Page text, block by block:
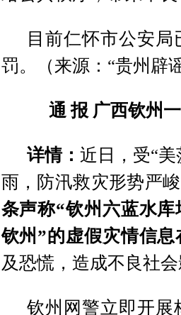
目前仁怀市公安
罚。（来源：“贵州辟
通 报 广西钦州
详情： 近日，受“
雨，防汛救灾形势严
条声称“钦州六蓝水
钦州”的虚假灾情信
及恐慌，造成不良社
钦州网警立即开展